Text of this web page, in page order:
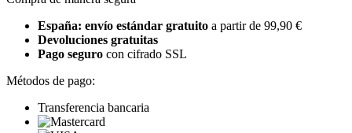
España: envío estándar gratuito a partir de 99,90 €
Devoluciones gratuitas
Pago seguro con cifrado SSL
Métodos de pago:
Transferencia bancaria